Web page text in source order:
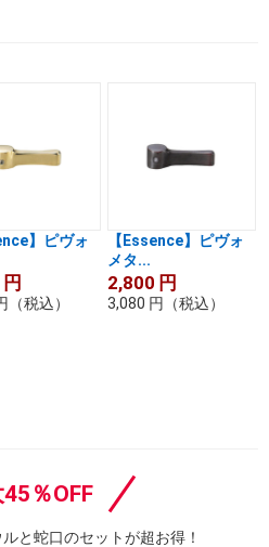
】ピヴォ
円
（税込）
【Essence】ピヴォ
メタ...
2,800 円
3,080 円 （税込）
％OFF
と蛇口のセットが超お得！